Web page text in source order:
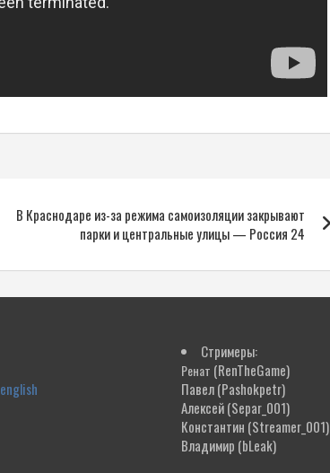
В Краснодаре из-за режима самоизоляции закрывают
парки и центральные улицы — Россия 24
english
Стримеры:
Ренат (RenTheGame)
Павел(Pashokpetr)
Алексей(Separ_001)
Константин (Streamer_001)
Владимир (bLeak)